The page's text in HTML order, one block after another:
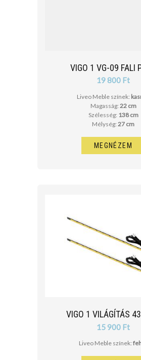
VIGO 1 VG-09 FALI
19 800 Ft
Liveo Meble színek:
Magasság: 22 cm
Szélesség: 138 cm
Mélység: 27 cm
MEGNÉZEM
VIGO 1 VILÁGÍTÁS
15 900 Ft
Liveo Meble színek: